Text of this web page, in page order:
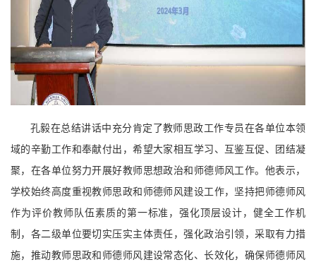
孔毅在总结讲话中充分肯定了教师思政工作专员在各单位本领
域的辛勤工作和奉献付出，希望大家相互学习、互鉴互促、团结凝
聚，在各单位努力开展好教师思想政治和师德师风工作。他表示，
学校始终高度重视教师思政和师德师风建设工作，坚持把师德师风
作为评价教师队伍素质的第一标准，强化顶层设计，健全工作机
制，各二级单位要切实压实主体责任，强化政治引领，采取有力措
施，推动教师思政和师德师风建设常态化、长效化，确保师德师风